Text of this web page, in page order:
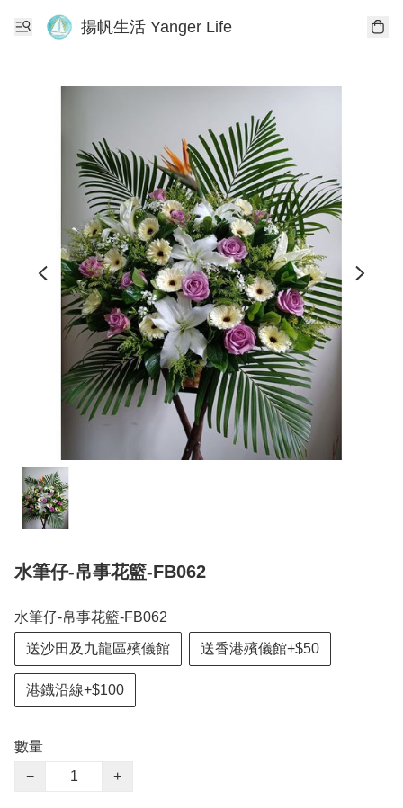
揚帆生活 Yanger Life
水筆仔-帛事花籃-FB062
水筆仔-帛事花籃-FB062
送沙田及九龍區殯儀館 送香港殯儀館+$50
港鐡沿線+$100
數量
−
+